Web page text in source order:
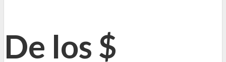
De los $